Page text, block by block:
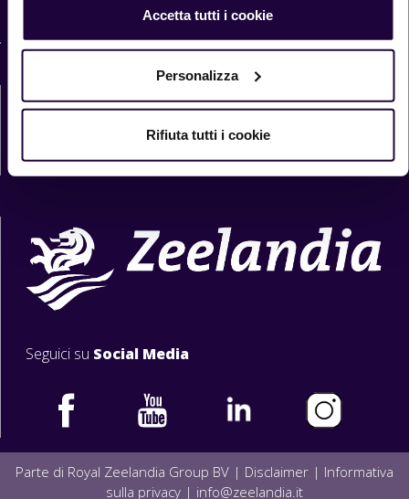
Accetta tutti i cookie
Personalizza
Rifiuta tutti i cookie
Contattaci direttamente
Contattaci
Seguici su Social Media
Parte di Royal Zeelandia Group BV | Disclaimer | Informativa
sulla privacy | info@zeelandia.it